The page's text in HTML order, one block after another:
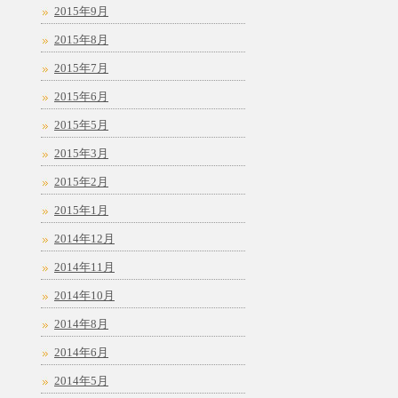
2015年9月
2015年8月
2015年7月
2015年6月
2015年5月
2015年3月
2015年2月
2015年1月
2014年12月
2014年11月
2014年10月
2014年8月
2014年6月
2014年5月